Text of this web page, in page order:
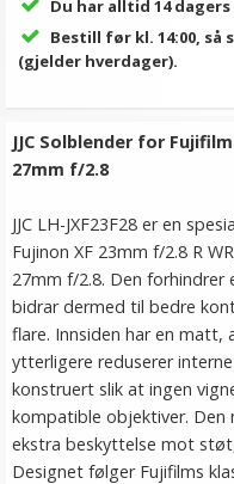
Du har alltid 14
Bestill før kl. 14:00, så
(gjelder hverdager).
JJC Solblender for
27mm f/2.8
JJC LH-JXF23F28 er en
Fujinon XF 23mm f/2.8 R
27mm f/2.8. Den
bidrar dermed til bedre
flare. Innsiden har en matt,
ytterligere reduserer
konstruert slik at ingen
kompatible objektiver. Den
ekstra beskyttelse mot
Designet følger Fujifilms